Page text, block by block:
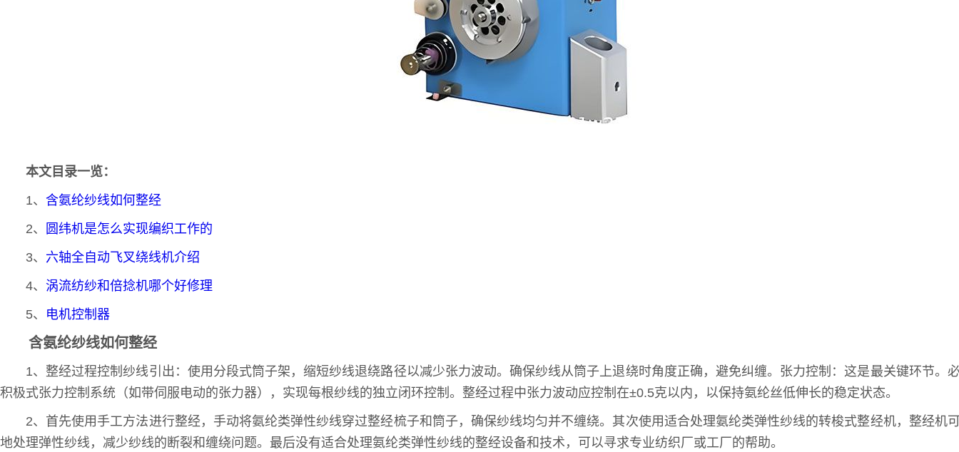
本文目录一览：
1、 含氨纶纱线如何整经
2、
圆纬机是怎么实现编织工作的
3、 六轴全自动飞叉绕线机介绍
4、 涡流纺纱和倍捻机哪个好修理
5、 电机控制器
含氨纶纱线如何整经
1、整经过程控制纱线引出：使用分段式筒子架，缩短纱线退绕路径以减少张力波动。确保纱线从筒子上退绕时角度正确，避免纠缠。张力控制：这是最关键环节。
积极式张力控制系统（如带伺服电动的张力器），实现每根纱线的独立闭环控制。整经过程中张力波动应控制在±0.5克以内，以保持氨纶丝低伸长的稳定状态。
2、首先使用手工方法进行整经，手动将氨纶类弹性纱线穿过整经梳子和筒子，确保纱线均匀并不缠绕。其次使用适合处理氨纶类弹性纱线的转梭式整经机，整经机
地处理弹性纱线，减少纱线的断裂和缠绕问题。最后没有适合处理氨纶类弹性纱线的整经设备和技术，可以寻求专业纺织厂或工厂的帮助。